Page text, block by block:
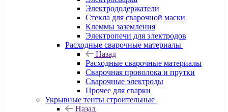
Электрододержатели
Стекла для сварочной маски
Клеммы заземления
Электропечи для электродов
Расходные сварочные материалы
Назад
Расходные сварочные материалы
Сварочная проволока и прутки
Сварочные электроды
Прочее для сварки
Укрывные тенты строительные
Назад